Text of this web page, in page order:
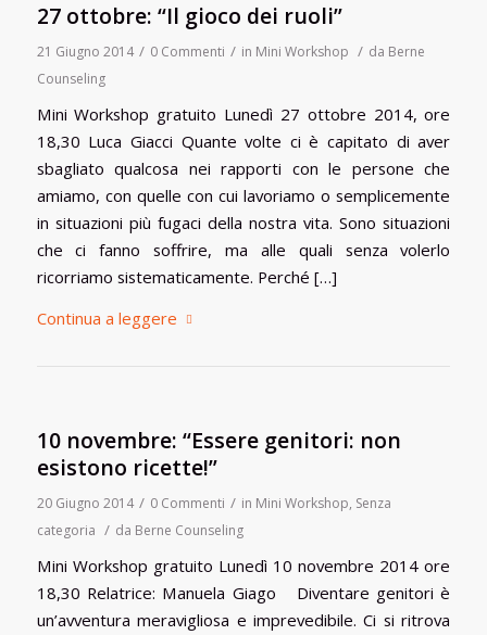
27 ottobre: “Il gioco dei ruoli”
21 Giugno 2014 / 0 Commenti / in Mini Workshop / da Berne
Counseling
Mini Workshop gratuito Lunedì 27 ottobre 2014, ore
18,30 Luca Giacci Quante volte ci è capitato di aver
sbagliato qualcosa nei rapporti con le persone che
amiamo, con quelle con cui lavoriamo o semplicemente
in situazioni più fugaci della nostra vita. Sono situazioni
che ci fanno soffrire, ma alle quali senza volerlo
ricorriamo sistematicamente. Perché […]
Continua a leggere
10 novembre: “Essere genitori: non
esistono ricette!”
20 Giugno 2014 / 0 Commenti / in Mini Workshop, Senza
categoria / da Berne Counseling
Mini Workshop gratuito Lunedì 10 novembre 2014 ore
18,30 Relatrice: Manuela Giago Diventare genitori è
un’avventura meravigliosa e imprevedibile. Ci si ritrova